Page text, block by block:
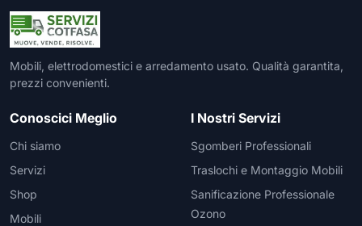
Mobili, elettrodomestici e arredamento usato. Qualità garantita,
prezzi convenienti.
Conoscici Meglio
Chi siamo
Servizi
Shop
Mobili
I Nostri Servizi
Sgomberi Professionali
Traslochi e Montaggio Mobili
Sanificazione Professionale
Ozono